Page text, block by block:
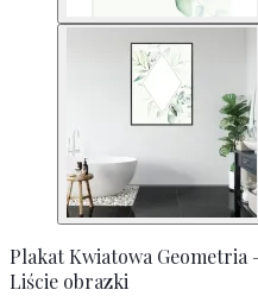
Plakat Kwiatowa Geometria
Liście obrazki